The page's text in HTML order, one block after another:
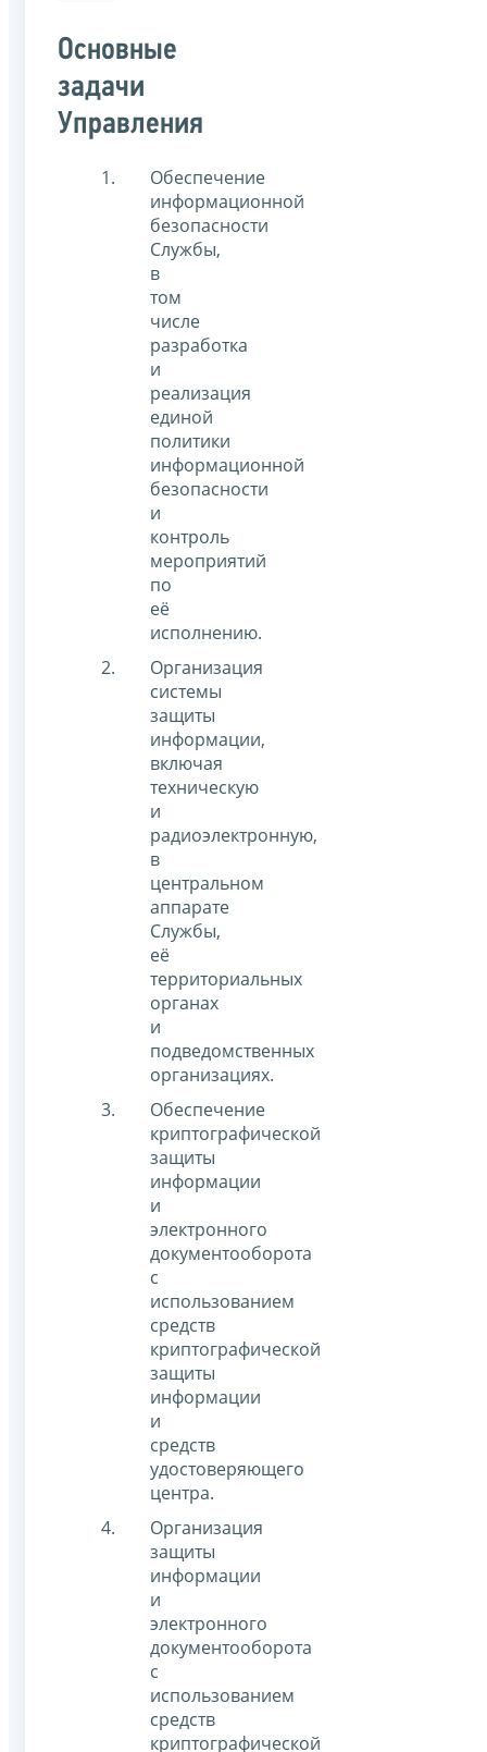
Основные
задачи
Управления
Обеспечение
информационной
безопасности
Службы,
в
том
числе
разработка
и
реализация
единой
политики
информационной
безопасности
и
контроль
мероприятий
по
её
исполнению.
Организация
системы
защиты
информации,
включая
техническую
и
радиоэлектронную,
в
центральном
аппарате
Службы,
её
территориальных
органах
и
подведомственных
организациях.
Обеспечение
криптографической
защиты
информации
и
электронного
документооборота
с
использованием
средств
криптографической
защиты
информации
и
средств
удостоверяющего
центра.
Организация
защиты
информации
и
электронного
документооборота
с
использованием
средств
криптографической